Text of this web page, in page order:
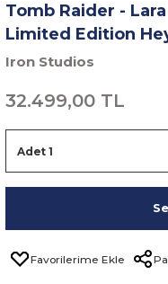
Tomb Raider -
Limited Edition
Iron Studios
32.499,00 TL